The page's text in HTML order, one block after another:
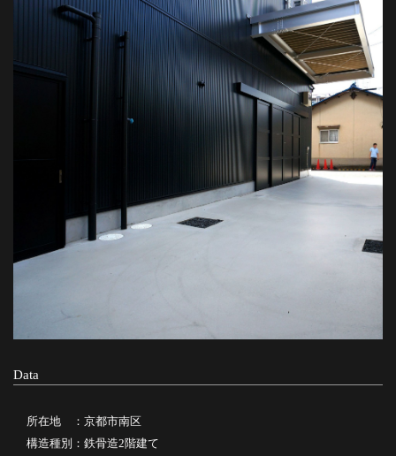
Data
所在地 ：京都市南区
構造種別：鉄骨造2階建て